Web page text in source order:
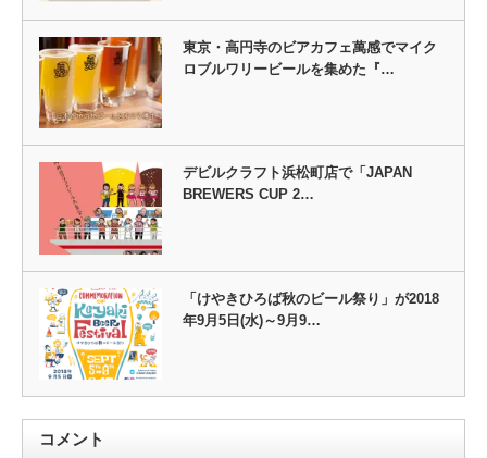
東京・高円寺のビアカフェ萬感でマイク
ロブルワリービールを集めた『…
デビルクラフト浜松町店で「JAPAN
BREWERS CUP 2…
「けやきひろば秋のビール祭り」が2018
年9月5日(水)～9月9…
コメント